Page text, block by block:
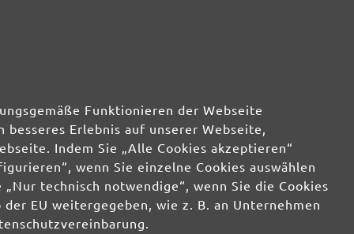
08:59
und auch die Standzeit finde ich sehr gut. Leider ist
aus, als ist das Papier zu heiß geworden und dadurch
Funktionieren der Webseite
Erlebnis auf unserer Webseite,
Indem Sie „Alle Cookies akzeptieren“
wenn Sie einzelne Cookies auswählen
technisch notwendige“, wenn Sie die Cookies
EU weitergegeben, wie z. B. an Unternehmen